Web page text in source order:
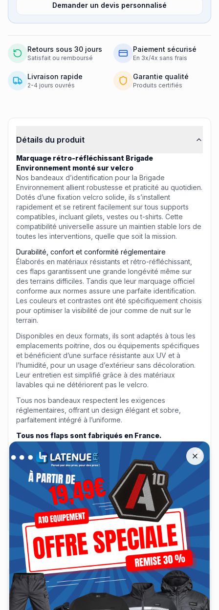
Demander un devis personnalisé
Retours sous 30 jours
Satisfait ou remboursé
Paiement sécurisé
En 3x/4x sans frais
Livraison rapide
2-4 jours ouvrés
Garantie qualité
Produits certifiés
Détails du produit
Marquage rétro-réfléchissant Brigade
Environnement monté sur velcro
Nos bandeaux d’identification pour la Brigade
Environnement allient robustesse et praticité au quotidien.
Dotés d’une fixation velcro solide, ils s’installent
rapidement et se retirent facilement sur tous supports
compatibles, incluant gilets, vestes ou t-shirts. Cette
compatibilité universelle assure un maintien stable lors de
toutes les interventions, quelle que soit la mission.
Durabilité, confort et conformité réglementaire
Élaborés en matériaux résistants et rétro-réfléchissant,
ces flaps garantissent une grande longévité même sur
des terrains difficiles. Tandis que leur marquage officiel
conforme aux normes assure une parfaite identification.
Les couleurs et contrastes ont été spécifiquement choisis
pour optimiser la visibilité de jour comme de nuit sur le
terrain.
Disponibles en deux formats, ils sont adaptés à tous les
emplacements poitrine, dos ou équipements spécifiques
et bénéficient d’une surface résistante aux UV et à
l’humidité, pour un usage d’extérieur sans décoloration.
Leur entretien est simplifié grâce à des matériaux
lavables qui ne détériorent pas le velcro.
Tous nos bandeaux respectent les exigences
réglementaires, offrant un design élégant et sobre,
parfaitement intégré à l’uniforme.
Tous nos flaps sont fabriqués en France.
Dimensions : 130 x 60 mm
Matière & coupe
Livraison & retours
Avis clients
Offre spéciale A10 Équipement jusqu'à −30 %
Remise jusqu'à 30 % sur les tenues A10 Équipement jusqu'au 13
Close